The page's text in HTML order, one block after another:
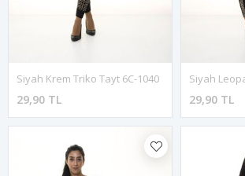
Siyah Krem Triko Tayt 6C-1040
29,90 TL 29,90 TL